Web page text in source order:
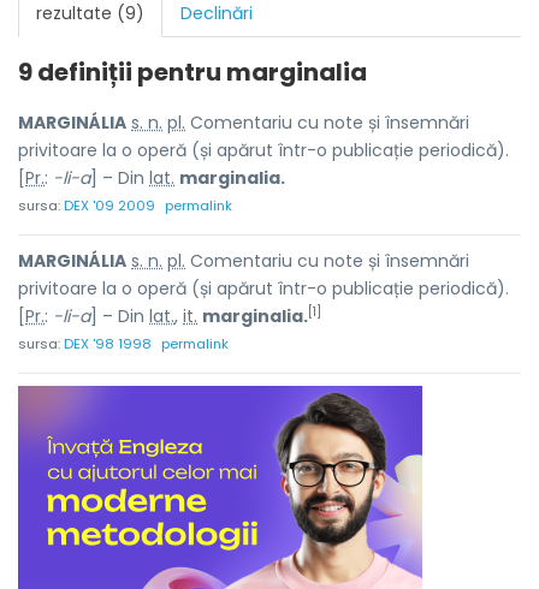
rezultate (9) Declinări
9 definiții pentru marginalia
MARGINÁLIA s. n. pl. Comentariu cu note și însemnări
privitoare la o operă (și apărut într-o publicație periodică).
Pr.: -li-a] – Din lat. marginalia.
sursa:DEX '09 2009 permalink
MARGINÁLIA s. n. pl. Comentariu cu note și însemnări
privitoare la o operă (și apărut într-o publicație periodică).
Pr.: -li-a] – Din lat., it. marginalia. [1]
sursa:DEX '98 1998 permalink